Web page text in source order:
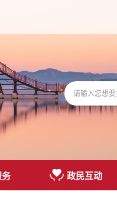
务 政民互动